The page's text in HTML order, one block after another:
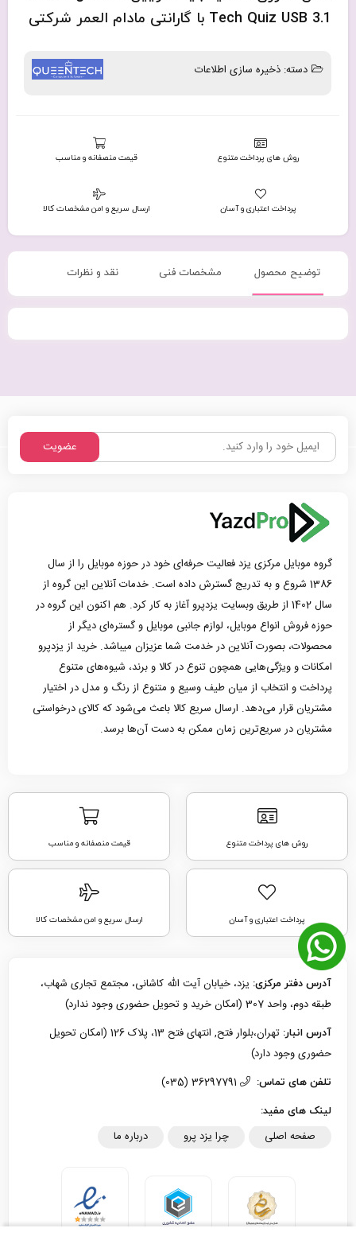
Tech Quiz USB 3.1 با گارانتی مادام العمر شرکتی
دسته: ذخیره سازی اطلاعات
روش های پرداخت متنوع قیمت منصفانه و مناسب
پرداخت اعتباری و آسان ارسال سریع و امن مشخصات کالا
توضیح محصول مشخصات فنی نقد و نظرات
عضویت
گروه موبایل مرکزی یزد فعالیت حرفه‌ای خود در حوزه موبایل را از سال
1386 شروع و به تدریج گسترش داده است. خدمات آنلاین این گروه از
سال 1402 از طریق وبسایت یزدپرو آغاز به کار کرد. هم اکنون این گروه در
حوزه فروش انواع موبایل، لوازم جانبی موبایل و گستره‌ای دیگر از
محصولات، بصورت آنلاین در خدمت شما عزیزان میباشد. خرید از یزدپرو
امکانات و ویژگی‌هایی همچون تنوع در کالا و برند، شیوه‌های متنوع
پرداخت و انتخاب از میان طیف وسیع و متنوع از رنگ و مدل در اختیار
مشتریان قرار می‌دهد. ارسال سریع کالا باعث می‌شود که کالای درخواستی
مشتریان در سریع‌ترین زمان ممکن به دست آن‌ها برسد.
روش های پرداخت متنوع قیمت منصفانه و مناسب
پرداخت اعتباری و آسان ارسال سریع و امن مشخصات کالا
آدرس دفتر مرکزی: یزد، خیابان آیت الله کاشانی، مجتمع تجاری شهاب،
طبقه دوم، واحد 307 (امکان خرید و تحویل حضوری وجود ندارد)
آدرس انبار:
تهران،بلوار فتح, انتهای فتح 13، پلاک 126 (امکان تحویل
حضوری وجود دارد)
تلفن های تماس:
لینک های مفید:
صفحه اصلی چرا یزد پرو درباره ما